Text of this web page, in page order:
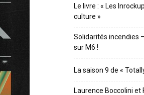
Le livre : « Les
culture »
Solidarités incendies
sur M6 !
La saison 9 de «
Laurence Boccolini